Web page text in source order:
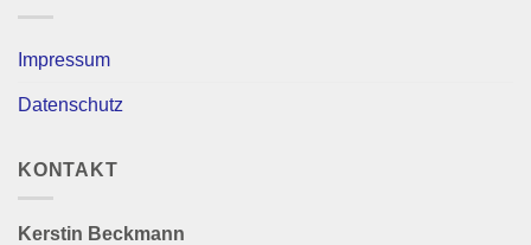
Impressum
Datenschutz
KONTAKT
Kerstin Beckmann